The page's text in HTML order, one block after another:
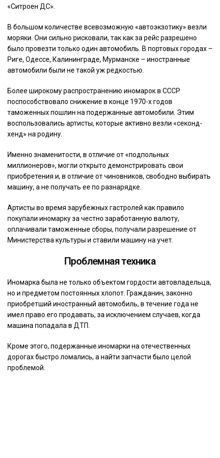
«Ситроен ДС».
В большом количестве всевозможную «автоэкзотику» везли
моряки. Они сильно рисковали, так как за рейс разрешено
было провезти только один автомобиль. В портовых городах –
Риге, Одессе, Калининграде, Мурманске – иностранные
автомобили были не такой уж редкостью.
Более широкому распространению иномарок в СССР
поспособствовало снижение в конце 1970-х годов
таможенных пошлин на подержанные автомобили. Этим
воспользовались артисты, которые активно везли «секонд-
хенд» на родину.
Именно знаменитости, в отличие от «подпольных
миллионеров», могли открыто демонстрировать свои
приобретения и, в отличие от чиновников, свободно выбирать
машину, а не получать ее по разнарядке.
Артисты во время зарубежных гастролей как правило
покупали иномарку за честно заработанную валюту,
оплачивали таможенные сборы, получали разрешение от
Министерства культуры и ставили машину на учет.
Проблемная техника
Иномарка была не только объектом гордости автовладельца,
но и предметом постоянных хлопот. Гражданин, законно
приобретший иностранный автомобиль, в течение года не
имел право его продавать, за исключением случаев, когда
машина попадала в ДТП.
Кроме этого, подержанные иномарки на отечественных
дорогах быстро ломались, а найти запчасти было целой
проблемой.